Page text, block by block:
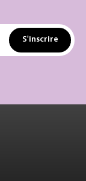
S'inscrire